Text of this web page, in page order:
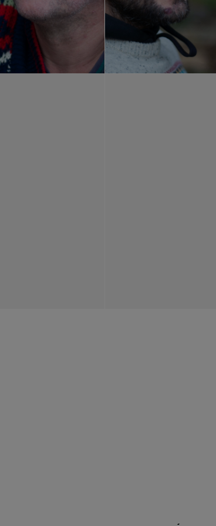
trabajo en Azkuna Zentroa (Bilbao),
Cultura Contemporánea de Andalucía
Bilbao, Hangar (Lisboa), Kadist Art
realizado algunos films,Pretty Woman
Ardanaz oHistorias de la Prehistoria